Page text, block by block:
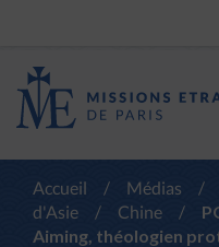
Accueil / Médias /
d'Asie
/ Chine /
Aiming, théologien